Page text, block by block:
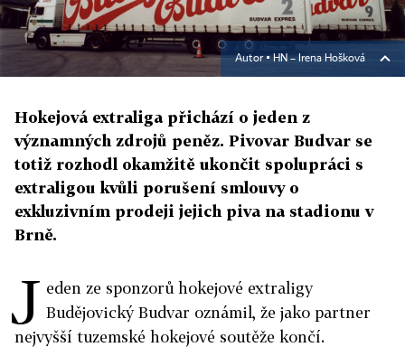
Autor ▪HN – Irena Hošková
Hokejová extraliga přichází o jeden z
významných zdrojů peněz. Pivovar Budvar se
totiž rozhodl okamžitě ukončit spolupráci s
extraligou kvůli porušení smlouvy o
exkluzivním prodeji jejich piva na stadionu v
Brně.
J eden ze sponzorů hokejové extraligy
Budějovický Budvar oznámil, že jako partner
nejvyšší tuzemské hokejové soutěže končí.